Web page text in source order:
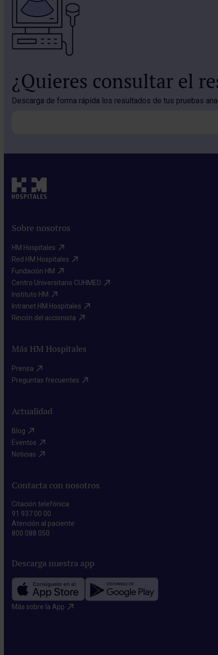
¿Quieres consultar el
Descarga de forma rápida los resultados de tus pruebas
Sobre nosotros
HM Hospitales​
Red HM Hospitales​
Fundación HM​
Centro Universitario CUHMED​
Instituto HM​
Intranet HM Hospitales​
Rincón del accionista​
Más HM Hospitales
Prensa​
Preguntas frecuentes​
Actualidad
Blog​
Eventos​
Noticias​
Contacta con nosotros
Citación telefónica
91 937 00 00
Atención al paciente
800 088 050
Descarga nuestra app
Más sobre la App​